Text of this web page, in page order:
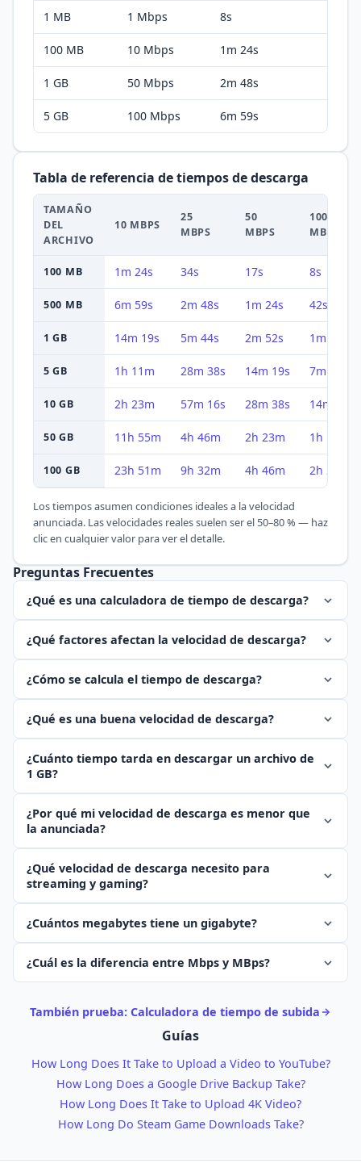
1 MB 1 Mbps 8s
100 MB 10 Mbps 1m 24s
1 GB 50 Mbps 2m 48s
5 GB 100 Mbps 6m 59s
Tabla de referencia de tiempos de descarga
TAMAÑO
DEL
ARCHIVO
10 MBPS
25
MBPS
50
MBPS
100
MBPS
100 MB 1m 24s 34s 17s 8s
500 MB 6m 59s 2m 48s 1m 24s 42s
1 GB 14m 19s 5m 44s 2m 52s 1m 26s
5 GB 1h 11m 28m 38s 14m 19s 7m 9s
10 GB 2h 23m 57m 16s 28m 38s 14m 19s
50 GB 11h 55m 4h 46m 2h 23m 1h 11m
100 GB 23h 51m 9h 32m 4h 46m 2h 23m
Los tiempos asumen condiciones ideales a la velocidad
anunciada. Las velocidades reales suelen ser el 50–80 % — haz
clic en cualquier valor para ver el detalle.
Preguntas Frecuentes
¿Qué es una calculadora de tiempo de descarga?
¿Qué factores afectan la velocidad de descarga?
¿Cómo se calcula el tiempo de descarga?
¿Qué es una buena velocidad de descarga?
¿Cuánto tiempo tarda en descargar un archivo de
1 GB?
¿Por qué mi velocidad de descarga es menor que
la anunciada?
¿Qué velocidad de descarga necesito para
streaming y gaming?
¿Cuántos megabytes tiene un gigabyte?
¿Cuál es la diferencia entre Mbps y MBps?
También prueba: Calculadora de tiempo de subida
Guías
How Long Does It Take to Upload a Video to YouTube?
How Long Does a Google Drive Backup Take?
How Long Does It Take to Upload 4K Video?
How Long Do Steam Game Downloads Take?